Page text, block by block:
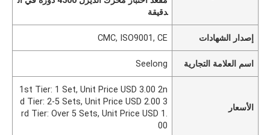
دقيقة
إصدار الشهادات CMC, ISO9001, CE
اسم العلامة التجارية Seelong
الأسعار
1st Tier: 1 Set, Unit Price USD 3.00 2n
d Tier: 2-5 Sets, Unit Price USD 2.00 3
rd Tier: Over 5 Sets, Unit Price USD 1.
00